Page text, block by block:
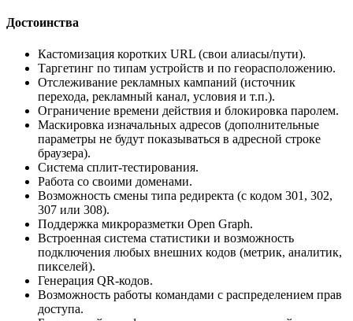
Достоинства
Кастомизация коротких URL (свои алиасы/пути).
Таргетинг по типам устройств и по георасположению.
Отслеживание рекламных кампаний (источник
перехода, рекламный канал, условия и т.п.).
Ограничение времени действия и блокировка паролем.
Маскировка изначальных адресов (дополнительные
параметры не будут показываться в адресной строке
браузера).
Система сплит-тестирования.
Работа со своими доменами.
Возможность смены типа редиректа (с кодом 301, 302,
307 или 308).
Поддержка микроразметки Open Graph.
Встроенная система статистики и возможность
подключения любых внешних кодов (метрик, аналитик,
пикселей).
Генерация QR-кодов.
Возможность работы командами с распределением прав
доступа.